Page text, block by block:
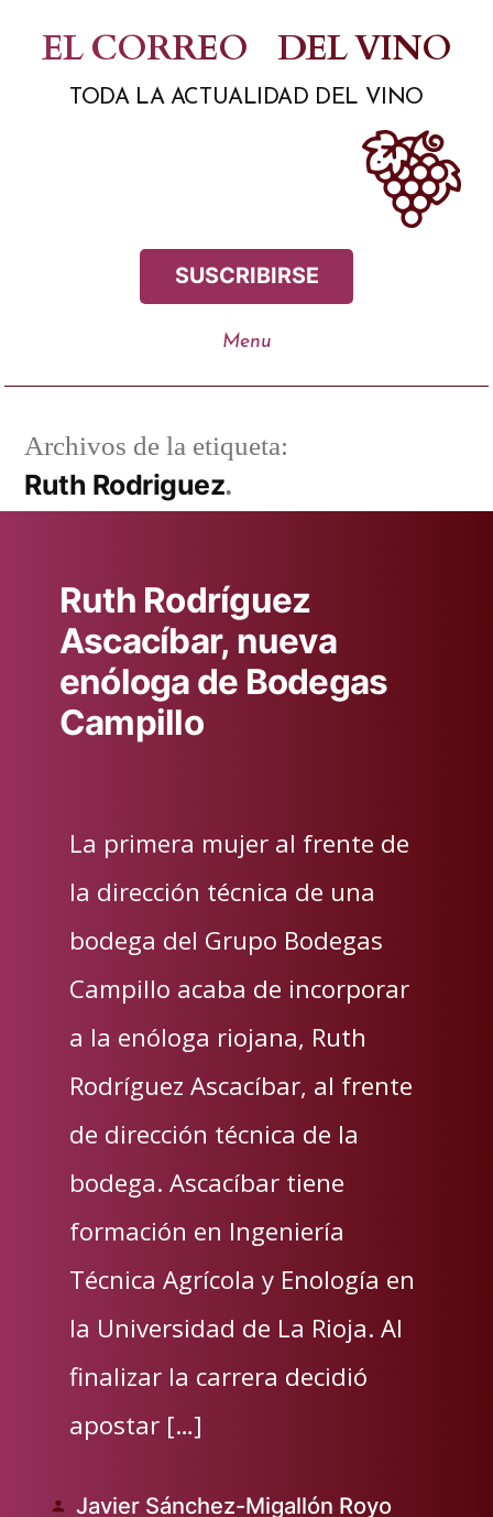
contenido
EL CORREO DEL VINO
TODA LA ACTUALIDAD DEL VINO
SUSCRIBIRSE
Archivos de la etiqueta:
Ruth Rodriguez
Ruth Rodríguez
Ascacíbar, nueva
enóloga de Bodegas
Campillo
La primera mujer al frente de
la dirección técnica de una
bodega del Grupo Bodegas
Campillo acaba de incorporar
a la enóloga riojana, Ruth
Rodríguez Ascacíbar, al frente
de dirección técnica de la
bodega. Ascacíbar tiene
formación en Ingeniería
Técnica Agrícola y Enología en
la Universidad de La Rioja. Al
finalizar la carrera decidió
apostar […]
Javier Sánchez-Migallón Royo